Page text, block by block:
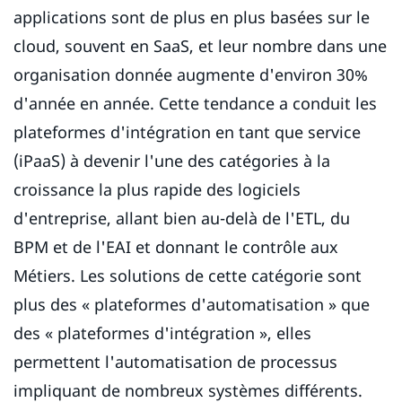
applications sont de plus en plus basées sur le
cloud, souvent en SaaS, et leur nombre dans une
organisation donnée augmente d'environ 30%
d'année en année. Cette tendance a conduit les
plateformes d'intégration en tant que service
(iPaaS) à devenir l'une des catégories à la
croissance la plus rapide des logiciels
d'entreprise, allant bien au-delà de l'ETL, du
BPM et de l'EAI et donnant le contrôle aux
Métiers. Les solutions de cette catégorie sont
plus des « plateformes d'automatisation » que
des « plateformes d'intégration », elles
permettent l'automatisation de processus
impliquant de nombreux systèmes différents.